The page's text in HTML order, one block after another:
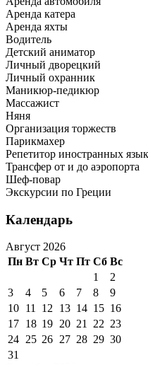
Аренда катера
Аренда яхты
Водитель
Детский аниматор
Личный дворецкий
Личный охранник
Маникюр-педикюр
Массажист
Няня
Организация торжеств
Парикмахер
Репетитор иностранных
Трансфер от и до аэропорта
Шеф-повар
Экскурсии по Греции
Календарь
Август 2026
Пн Вт Ср Чт Пт Сб Вс
1
2
3
4 5 6 7 8
9
10 11 12 13 14 15 16
17 18 19 20 21 22 23
24 25 26 27 28 29 30
31